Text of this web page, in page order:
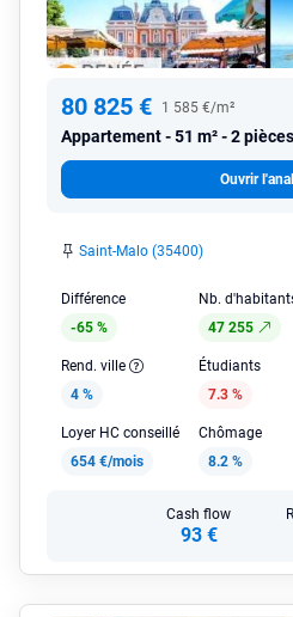
80 825 € 1 585 €/m²
Appartement 51 m² - 2 pièces
Ouvrir
Saint-Malo (35400)
Différence
-65 %
Nb.
47 255
Rend. ville
4 %
Étudiants
7.3 %
Loyer HC conseillé
654 €/mois
Chômage
8.2 %
Cash flow
93 €